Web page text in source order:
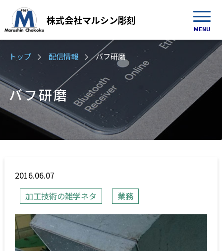
株式会社マルシン彫刻
MENU
トップ 配信情報 バフ研磨
バフ研磨
2016.06.07
加工技術の雑学ネタ
業務